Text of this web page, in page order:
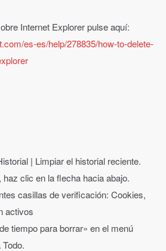
Internet Explorer pulse aquí:
es-es/help/278835/how-to-delete-
| Limpiar el historial reciente.
clic en la flecha hacia abajo.
casillas de verificación: Cookies,
activos
tiempo para borrar» en el menú